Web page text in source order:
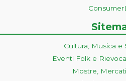
Cultura, Musica e
Eventi Folk e
Mostre,